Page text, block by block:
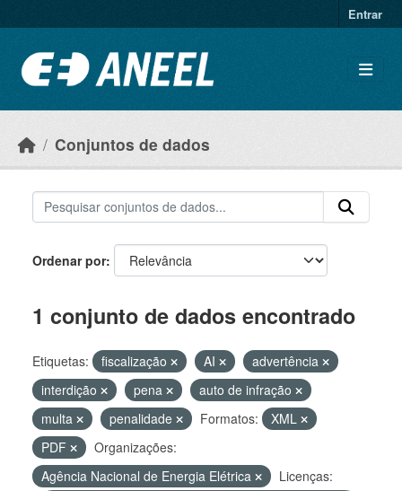
Entrar
Conjuntos de dados
Ordenar por
1 conjunto de dados encontrado
Etiquetas: fiscalização AI
advertência
interdição
pena
auto de infração
multa
penalidade Formatos:
XML
PDF
Organizações:
Agência Nacional de Energia Elétrica
Licenças: